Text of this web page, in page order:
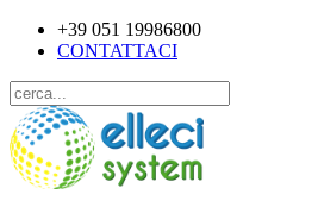
+39 051 19986800
CONTATTACI